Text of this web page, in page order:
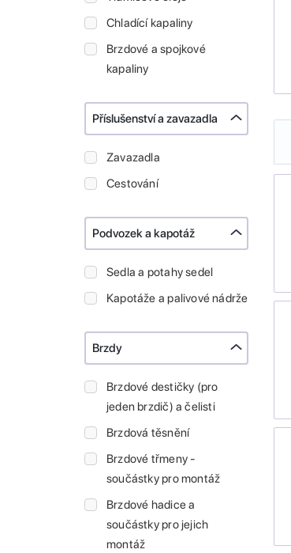
Chladící kapaliny
Brzdové a spojkové
kapaliny
Příslušenství a zavazadla
Zavazadla
Cestování
Podvozek a kapotáž
Sedla a potahy sedel
Kapotáže a palivové nádrže
Brzdy
Brzdové destičky (pro
jeden brzdič) a čelisti
Brzdová těsnění
Brzdové třmeny -
součástky pro montáž
Brzdové hadice a
součástky pro jejich
montáž